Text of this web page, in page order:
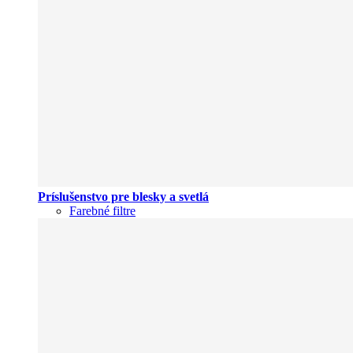
Príslušenstvo pre blesky a svetlá
Farebné filtre